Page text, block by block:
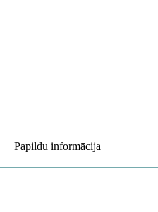
Papildu informācija